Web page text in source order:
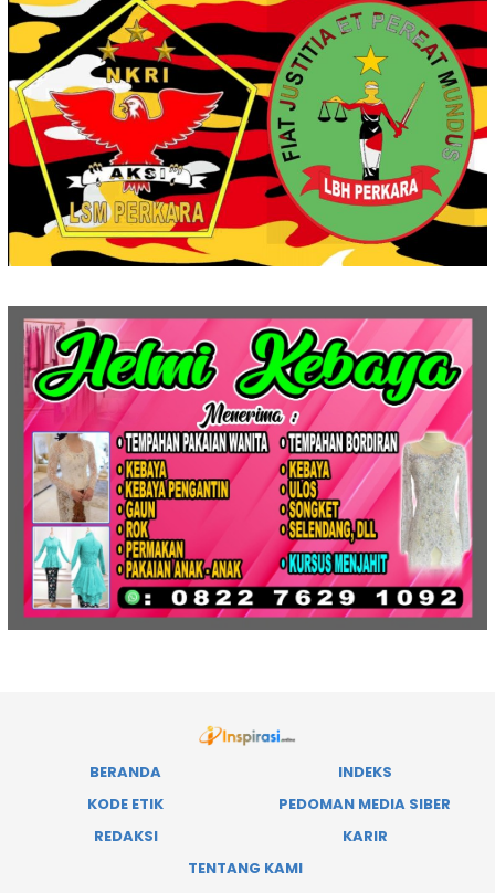
BERANDA
INDEKS
KODE ETIK
PEDOMAN MEDIA SIBER
REDAKSI
KARIR
TENTANG KAMI